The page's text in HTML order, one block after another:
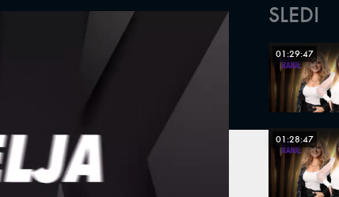
SLEDI
01:29:47
01:28:47